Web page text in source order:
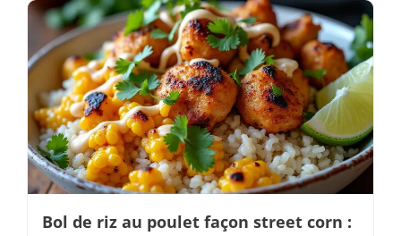
Bol de riz au poulet façon street corn :